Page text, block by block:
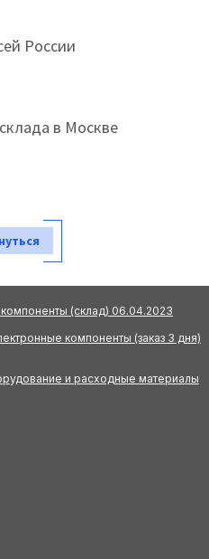
России
в Москве
(склад) 06.04.2023
компоненты (заказ 3 дня)
и расходные материалы